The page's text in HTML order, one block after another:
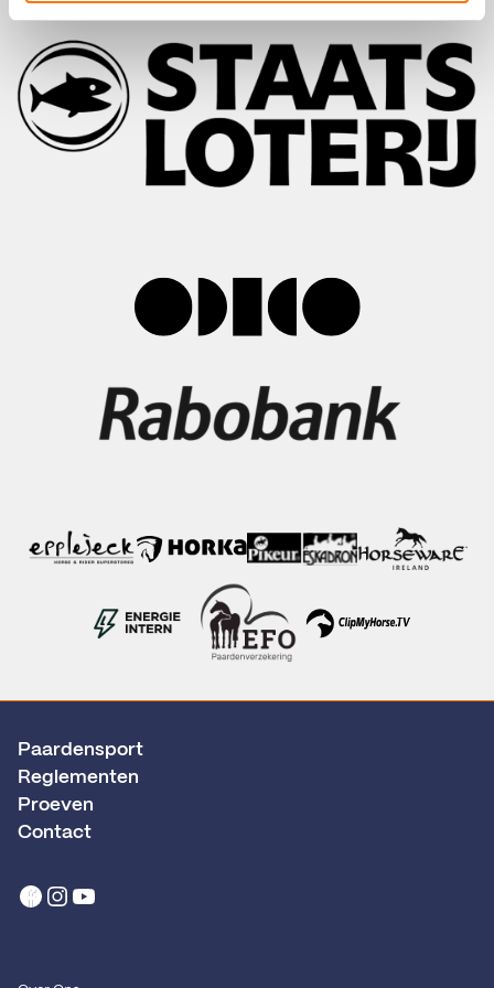
Paardensport
Reglementen
Proeven
Contact